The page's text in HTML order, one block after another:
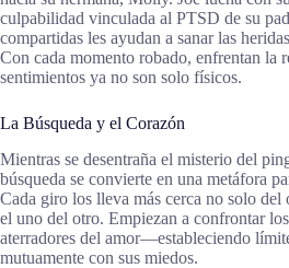
culpabilidad vinculada al PTSD de su
compartidas les ayudan a sanar las
Con cada momento robado, enfrentan la
sentimientos ya no son solo físicos.
La Búsqueda y el Corazón
Mientras se desentraña el misterio del
búsqueda se convierte en una metáfora
Cada giro los lleva más cerca no solo
el uno del otro. Empiezan a confrontar
aterradores del amor—estableciendo
mutuamente con sus miedos.